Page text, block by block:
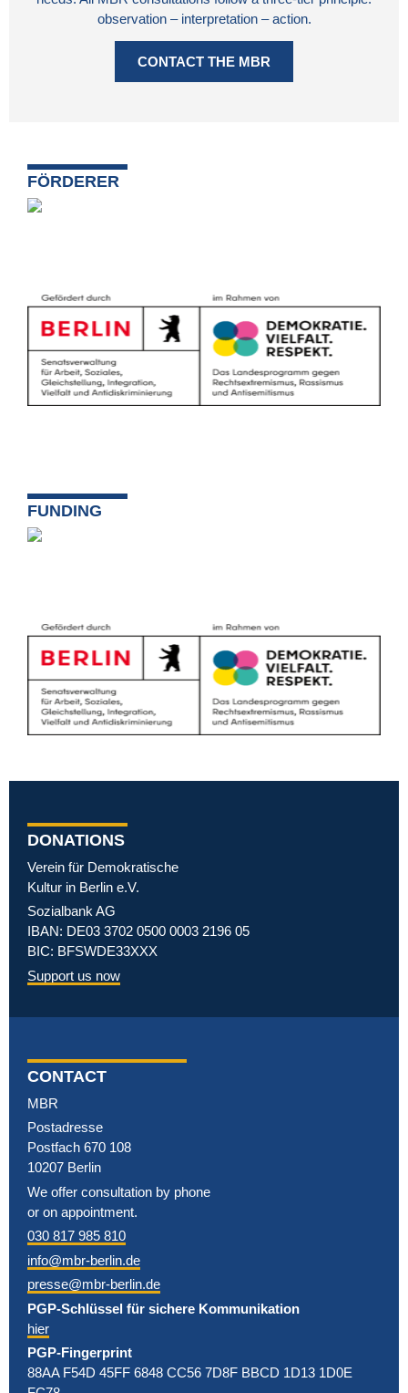
observation – interpretation – action.
CONTACT THE MBR
FÖRDERER
FUNDING
DONATIONS
Verein für Demokratische
Kultur in Berlin e.V.
Sozialbank AG
IBAN: DE03 3702 0500 0003 2196 05
BIC: BFSWDE33XXX
Support us now
CONTACT
MBR
Postadresse
Postfach 670 108
10207 Berlin
We offer consultation by phone
or on appointment.
030 817 985 810
info@mbr-berlin.de
presse@mbr-berlin.de
PGP-Schlüssel für sichere Kommunikation
hier
PGP-Fingerprint
88AA F54D 45FF 6848 CC56 7D8F BBCD 1D13 1D0E